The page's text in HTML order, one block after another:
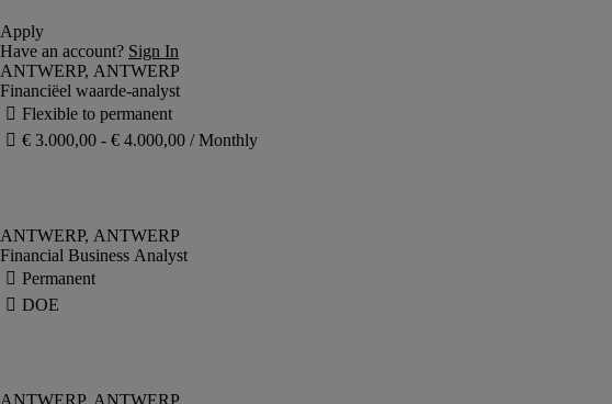
Financiëel waarde-analyst
Financial Business Analyst